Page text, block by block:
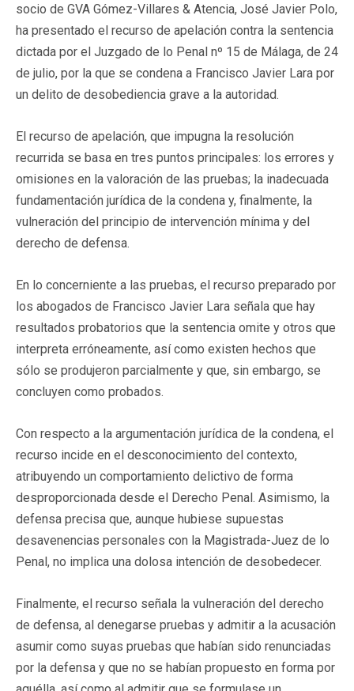
socio de GVA Gómez-Villares & Atencia, José Javier Polo,
ha presentado el recurso de apelación contra la sentencia
dictada por el Juzgado de lo Penal nº 15 de Málaga, de 24
de julio, por la que se condena a Francisco Javier Lara por
un delito de desobediencia grave a la autoridad.
El recurso de apelación, que impugna la resolución
recurrida se basa en tres puntos principales: los errores y
omisiones en la valoración de las pruebas; la inadecuada
fundamentación jurídica de la condena y, finalmente, la
vulneración del principio de intervención mínima y del
derecho de defensa.
En lo concerniente a las pruebas, el recurso preparado por
los abogados de Francisco Javier Lara señala que hay
resultados probatorios que la sentencia omite y otros que
interpreta erróneamente, así como existen hechos que
sólo se produjeron parcialmente y que, sin embargo, se
concluyen como probados.
Con respecto a la argumentación jurídica de la condena, el
recurso incide en el desconocimiento del contexto,
atribuyendo un comportamiento delictivo de forma
desproporcionada desde el Derecho Penal. Asimismo, la
defensa precisa que, aunque hubiese supuestas
desavenencias personales con la Magistrada-Juez de lo
Penal, no implica una dolosa intención de desobedecer.
Finalmente, el recurso señala la vulneración del derecho
de defensa, al denegarse pruebas y admitir a la acusación
asumir como suyas pruebas que habían sido renunciadas
por la defensa y que no se habían propuesto en forma por